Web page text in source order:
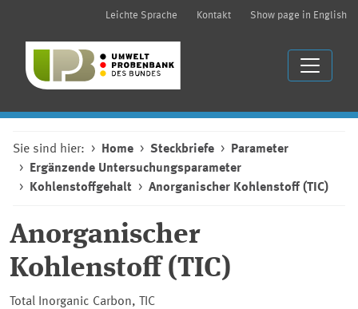
Leichte Sprache Kontakt Show page in English
Sie sind hier: Home Steckbriefe
Parameter
Ergänzende Untersuchungsparameter
Kohlenstoffgehalt
Anorganischer Kohlenstoff (TIC)
Anorganischer
Kohlenstoff (TIC)
Total Inorganic Carbon, TIC